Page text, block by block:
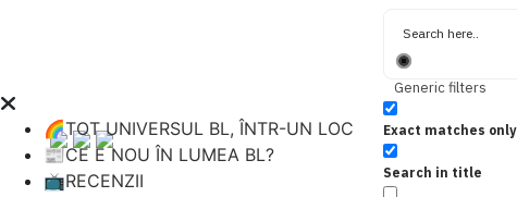
Generic filters
Exact matches only
Search in title
🌈TOT UNIVERSUL BL, ÎNTR-UN LOC
📰CE E NOU ÎN LUMEA BL?
📺RECENZII